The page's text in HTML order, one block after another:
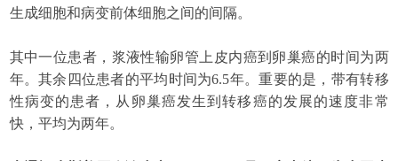
生成细胞和病变前体细胞之间的间隔。
其中一位患者，浆液性输卵管上皮内癌到卵巢癌的时间为两
年。其余四位患者的平均时间为6.5年。重要的是，带有转移
性病变的患者，从卵巢癌发生到转移癌的发展的速度非常
快，平均为两年。